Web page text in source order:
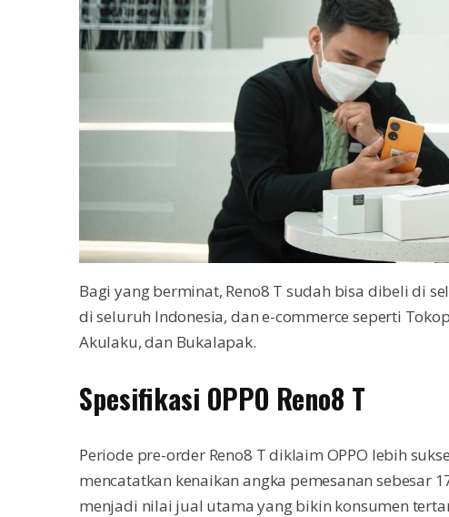
Bagi yang berminat, Reno8 T sudah bisa dibeli di
di seluruh Indonesia, dan e-commerce seperti
Akulaku, dan Bukalapak.
Spesifikasi OPPO Reno8 T
Periode pre-order Reno8 T diklaim OPPO lebih
mencatatkan kenaikan angka pemesanan sebesar
menjadi nilai jual utama yang bikin konsumen